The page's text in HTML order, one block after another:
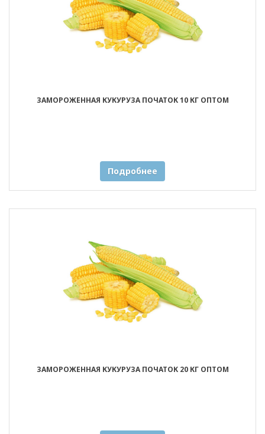
ЗАМОРОЖЕННАЯ КУКУРУЗА ПОЧАТОК 10 КГ ОПТОМ
Подробнее
ЗАМОРОЖЕННАЯ КУКУРУЗА ПОЧАТОК 20 КГ ОПТОМ